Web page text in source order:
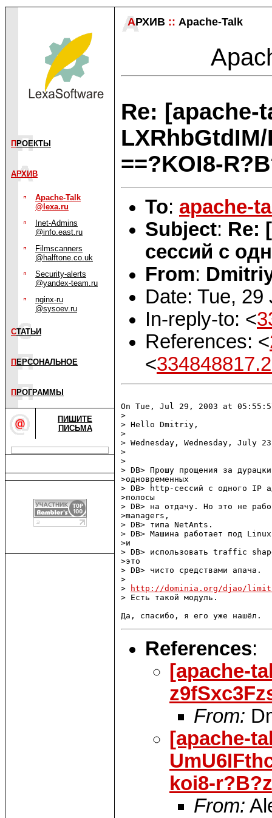
П РОЕКТЫ
АРХИВ
Apache-Talk
@lexa.ru
Inet-Admins
@info.east.ru
Filmscanners
@halftone.co.uk
Security-alerts
@yandex-team.ru
nginx-ru
@sysoev.ru
СТАТЬИ
П ЕРСОНАЛЬНОЕ
П РОГРАММЫ
ПИШИТЕ
ПИСЬМА
АРХИВ :: Apache-Talk
Re: [apache-
==?KOI8-
To: apache-
Subject: Re:
сессий с
From:
Date: Tue, 29
In-reply-to: <
References: <
<
On Tue, Jul 29, 2003 at
>
> Hello Dmitriy,
>
> Wednesday, Wednesday, July
>
>
> DB> Прошу прощения за
>одновременных
> DB> http-сессий с одного IP
>полосы
> DB> на отдачу. Но это не
>managers,
> DB> типа NetAnts.
> DB> Машина работает под
>и
> DB> использовать traffic
>это
> DB> чисто средствами апача.
>
>
http://dominia.org/djao/
> Есть такой модуль.
References:
[apache-
From:
[apache-
koi8-
From: